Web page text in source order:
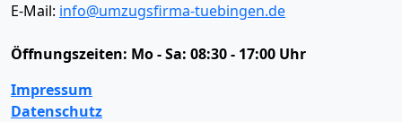
E-Mail: info@umzugsfirma-tuebingen.de
Öffnungszeiten: Mo - Sa: 08:30 - 17:00 Uhr
Impressum
Datenschutz